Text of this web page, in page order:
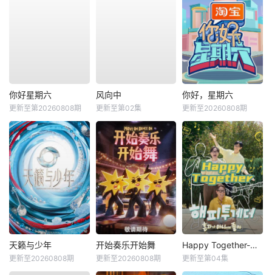
你好星期六
更新至第20260808期
风向中
更新至第02集
你好，星期六
更新至20260808期
天籁与少年
更新至20260808期
开始奏乐开始舞
更新至20260808期
Happy Together-不是一个人真好
更新至第04集